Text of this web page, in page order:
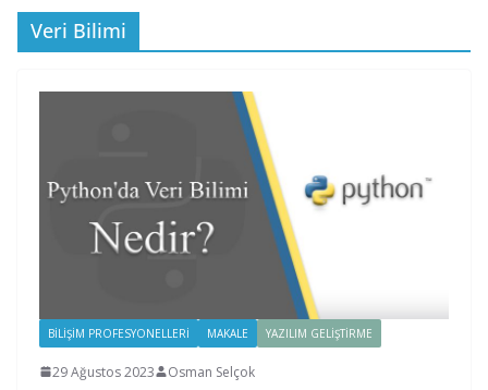
Veri Bilimi
BILIŞIM PROFESYONELLERI MAKALE YAZILIM GELIŞTIRME
29 Ağustos 2023 Osman Selçok